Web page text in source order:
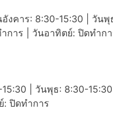
งคาร: 8:30-15:30 | วัน
การ | วันอาทิตย์: ปิดทำก
| วันพุธ: 8:30-
: ปิดทำการ